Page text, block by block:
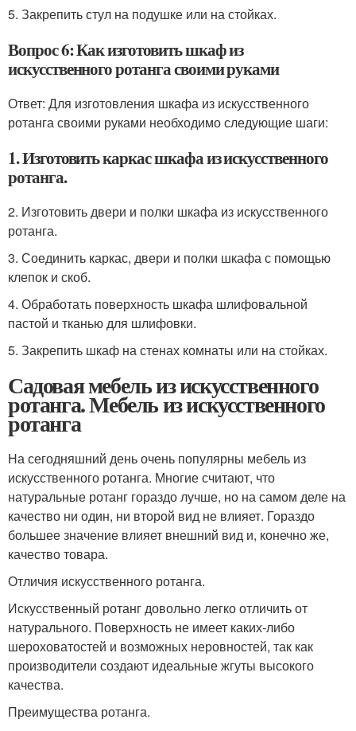
5. Закрепить стул на подушке или на стойках.
Вопрос 6: Как изготовить шкаф из
искусственного ротанга своими руками
Ответ: Для изготовления шкафа из искусственного
ротанга своими руками необходимо следующие шаги:
1. Изготовить каркас шкафа из искусственного
ротанга.
2. Изготовить двери и полки шкафа из искусственного
ротанга.
3. Соединить каркас, двери и полки шкафа с помощью
клепок и скоб.
4. Обработать поверхность шкафа шлифовальной
пастой и тканью для шлифовки.
5. Закрепить шкаф на стенах комнаты или на стойках.
Садовая мебель из искусственного
ротанга. Мебель из искусственного
ротанга
На сегодняшний день очень популярны мебель из
искусственного ротанга. Многие считают, что
натуральные ротанг гораздо лучше, но на самом деле на
качество ни один, ни второй вид не влияет. Гораздо
большее значение влияет внешний вид и, конечно же,
качество товара.
Отличия искусственного ротанга.
Искусственный ротанг довольно легко отличить от
натурального. Поверхность не имеет каких-либо
шероховатостей и возможных неровностей, так как
производители создают идеальные жгуты высокого
качества.
Преимущества ротанга.